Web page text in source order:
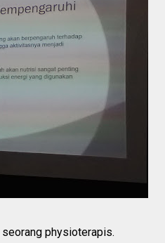
physioterapis.